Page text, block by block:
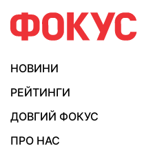
НОВИНИ
РЕЙТИНГИ
ДОВГИЙ ФОКУС
ПРО НАС